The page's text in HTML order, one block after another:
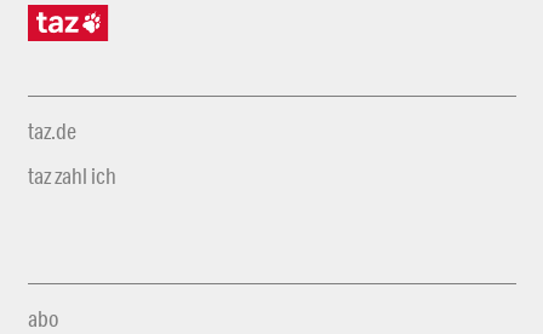
taz.de
taz zahl ich
abo